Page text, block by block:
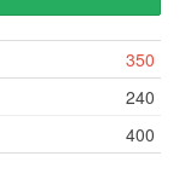
350
240
400